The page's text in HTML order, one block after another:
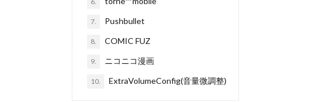
7. Pushbullet
8. COMIC FUZ
9. ニコニコ漫画
10. ExtraVolumeConfig(音量微調整)